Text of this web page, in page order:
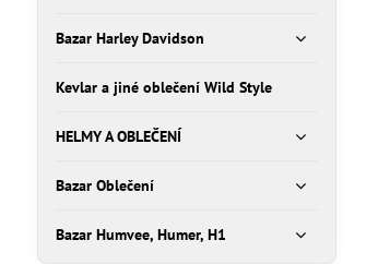
Bazar Harley Davidson
Kevlar a jiné oblečení Wild Style
HELMY A OBLEČENÍ
Bazar Oblečení
Bazar Humvee, Humer, H1